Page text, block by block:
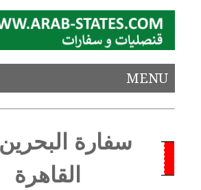
MENU
سفارة
القاهرة